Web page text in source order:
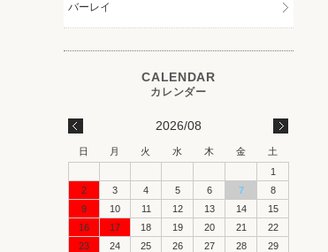
バーレイ
2026/08
日 月 火 水 木 金
土
1
2
3 4 5 6 7
8
9
10 11 12 13 14
15
16
17 18 19 20 21
22
23
24 25 26 27 28
29